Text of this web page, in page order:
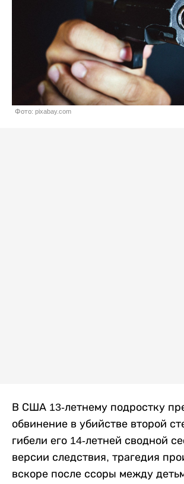
Фото: pixabay.com
В США 13-летнему подростку
обвинение в убийстве второй
гибели его 14-летней сводной
версии следствия, трагедия
вскоре после ссоры между